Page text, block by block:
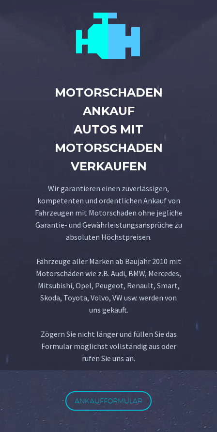


MOTORSCHADEN
ANKAUF
AUTOS MIT
MOTORSCHADEN
VERKAUFEN
Wir garantieren einen zuverlässigen,
kompetenten und ordentlichen Ankauf von
Fahrzeugen mit Motorschaden ohne jegliche
Garantie- und Gewährleistungsansprüche zu
absoluten Höchstpreisen.
Fahrzeuge aller Marken ab Baujahr 2010 mit
Motorschäden wie z.B. Audi, BMW, Mercedes,
Mitsubishi, Opel, Peugeot, Renault, Smart,
Skoda, Toyota, Volvo, VW usw. werden von
uns gekauft.
Zögern Sie nicht länger und füllen Sie das
Formular möglichst vollständig aus oder
rufen Sie uns an.
ANKAUFFORMULAR